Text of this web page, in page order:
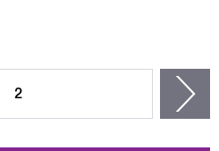
2